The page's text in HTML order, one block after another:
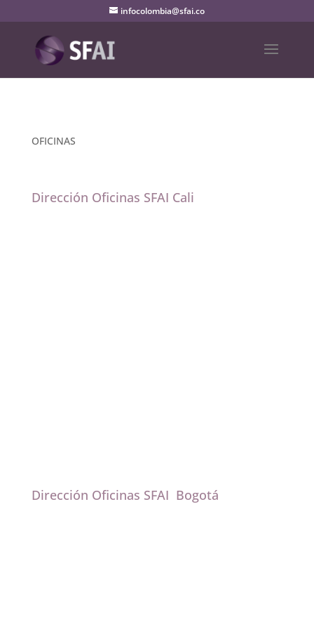
infocolombia@sfai.co
OFICINAS
Dirección Oficinas SFAI Cali
Dirección Oficinas SFAI Bogotá